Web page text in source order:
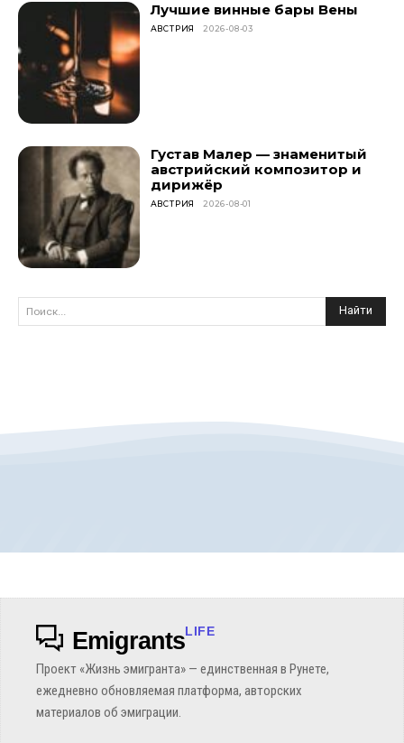
Лучшие винные бары Вены
АВСТРИЯ 2026-08-03
Густав Малер — знаменитый
австрийский композитор и
дирижёр
АВСТРИЯ 2026-08-01
Поиск... Найти
EmigrantsLIFE
Проект «Жизнь эмигранта» — единственная в Рунете,
ежедневно обновляемая платформа, авторских
материалов об эмиграции.